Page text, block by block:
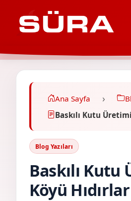
Ana Sayfa
Baskılı Kutu
Blog Yazıları
Baskılı
Köyü